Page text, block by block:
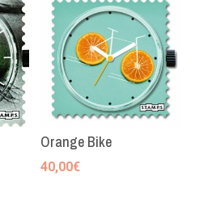
Orange Bike
40,00€